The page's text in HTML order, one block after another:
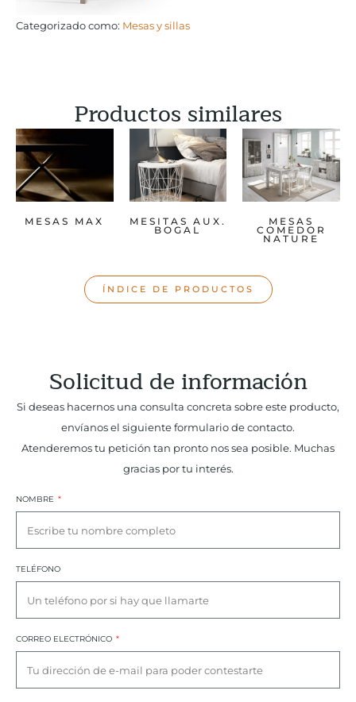
Categorizado como: Mesas y sillas
Productos similares
MESAS MAX MESITAS AUX.
BOGAL
MESAS
COMEDOR
NATURE
ÍNDICE DE PRODUCTOS
Solicitud de información
Si deseas hacernos una consulta concreta sobre este producto,
envíanos el siguiente formulario de contacto.
Atenderemos tu petición tan pronto nos sea posible. Muchas
gracias por tu interés.
NOMBRE
TELÉFONO
CORREO ELECTRÓNICO